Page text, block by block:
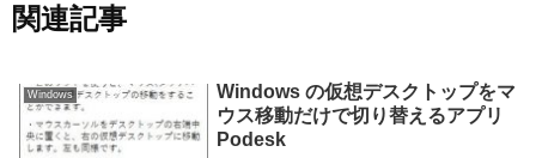
関連記事
Windows
Windows の仮想デスクトップをマ
ウス移動だけで切り替えるアプリ
Podesk